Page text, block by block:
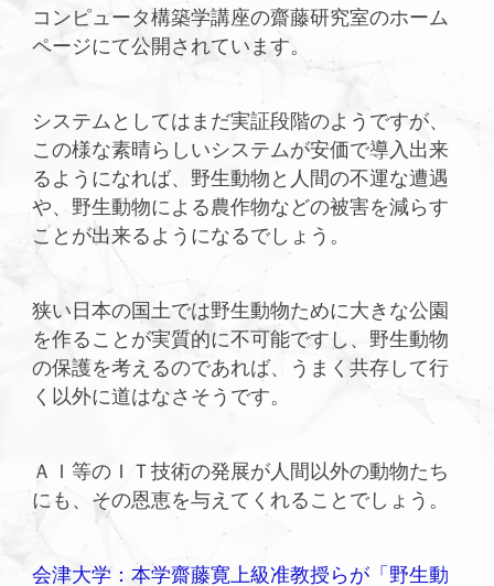
コンピュータ構築学講座の齋藤研究室のホーム
ページにて公開されています。
システムとしてはまだ実証段階のようですが、
この様な素晴らしいシステムが安価で導入出来
るようになれば、野生動物と人間の不運な遭遇
や、野生動物による農作物などの被害を減らす
ことが出来るようになるでしょう。
狭い日本の国土では野生動物ために大きな公園
を作ることが実質的に不可能ですし、野生動物
の保護を考えるのであれば、うまく共存して行
く以外に道はなさそうです。
ＡＩ等のＩＴ技術の発展が人間以外の動物たち
にも、その恩恵を与えてくれることでしょう。
会津大学：本学齋藤寛上級准教授らが「野生動